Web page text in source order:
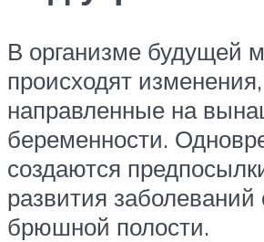
В организме будущей
происходят изменения,
направленные на
беременности.
создаются
развития заболеваний
брюшной полости.